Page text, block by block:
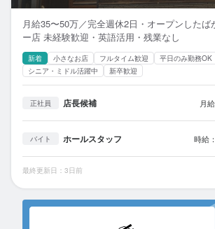
月給35〜50万／完全週休2日・オープンした
ー店 未経験歓迎・英語活用・残業なし
新着 小さなお店 フルタイム歓迎 平日のみ勤務OK
シニア・ミドル活躍中
新卒歓迎
正社員 店長候補 月給
バイト ホールスタッフ 時給：
最終更新日：3日前